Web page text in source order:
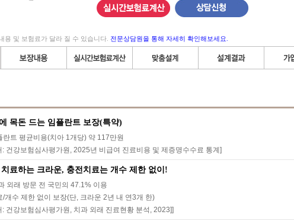
용 및 보험료가 달라 질 수 있습니다. 전문상담원을 통해 자세히 확인해보세요.
목돈 드는 임플란트 보장(특약)
란트 평균비용(치아 1개당) 약 117만원
: 건강보험심사평가원, 2025년 비급여 진료비용 및 제증명수수료 통계]
료하는 크라운, 충전치료는 개수 제한 없이!
외래 방문 전 국민의 47.1% 이용
/개수 제한 없이 보장(단, 크라운 2년 내 연3개 한)
: 건강보험심사평가원, 치과 외래 진료현황 분석, 2023]]